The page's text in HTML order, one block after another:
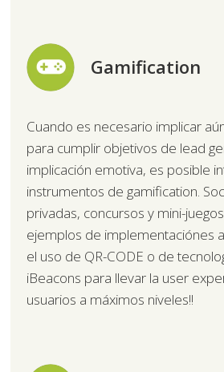
Gamification
Cuando es necesario implicar
para cumplir objetivos de lead
implicación emotiva, es posible
instrumentos de gamification.
privadas, concursos y mini-
ejemplos de implementaciónes
el uso de QR-CODE o de
iBeacons para llevar la user
usuarios a máximos niveles!!